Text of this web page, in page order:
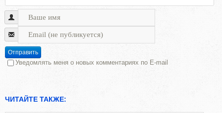
Отправить
Уведомлять меня о новых комментариях по E-mail
ЧИТАЙТЕ ТАКЖЕ: